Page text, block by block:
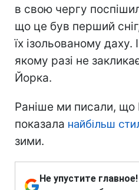
в свою чергу
що це був перший
їх ізольованому даху.
якому разі не
Йорка.
Раніше ми писали, що
показала найбільш
зими.
Не упустите